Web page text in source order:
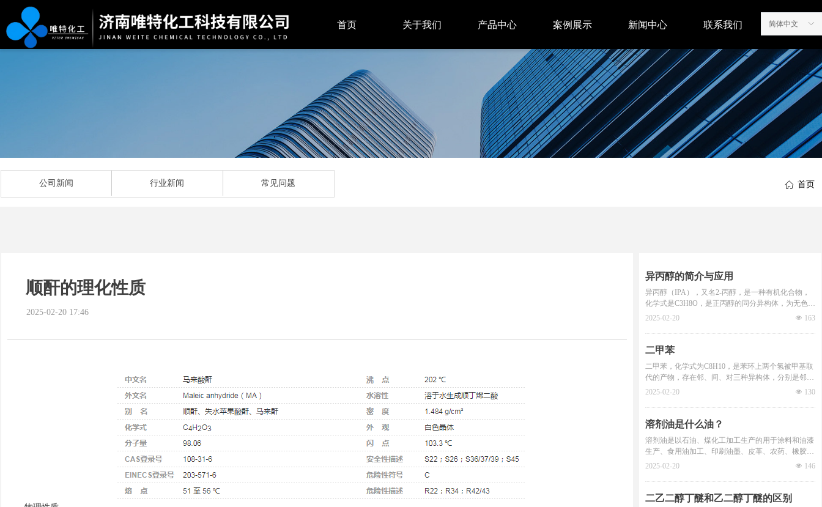
首页 关于我们 产品中心 案例展示 新闻中心 联系我们 ꀅ
简体中文
ꀇ 首页
公司新闻 行业新闻 常见问题
顺酐的理化性质
2025-02-20 17:46
异丙醇的简介与应用
异丙醇（IPA），又名2-丙醇，是一种有机化合物，
化学式是C3H8O，是正丙醇的同分异构体，为无色透
明液体，有似乙醇和丙酮混合物的气味，可溶于水，
是重要的化工产品和原料，主要用于制药、化妆品、
塑料、香料、涂料等。
넶 163
2025-02-20
二甲苯
二甲苯，化学式为C8H10，是苯环上两个氢被甲基取
代的产物，存在邻、间、对三种异构体，分别是邻二
甲苯，（CAS号为95-47-6）、间二甲苯（CAS号为10
上，二甲苯即指上述异构体的混合物。无色透明液
体。有芳香烃的特殊气味。系由45%～70%的间二甲
种异构体所组成的混合物，易流动，能与无水乙醇、
乙醚和其他许多有机溶剂混溶。
넶 130
2025-02-20
溶剂油是什么油？
溶剂油是以石油、煤化工加工生产的用于涂料和油漆
生产、食用油加工、印刷油墨、皮革、农药、橡胶、
化妆品生产的轻质油。溶剂品种非常繁多，约有400-
苯类化合物）占一半左右。溶剂油是无色透明易挥发
液体，无悬浮物、机械杂质及水不溶物 ，长期贮存
넶 146
2025-02-20
二乙二醇丁醚和乙二醇丁醚的区别